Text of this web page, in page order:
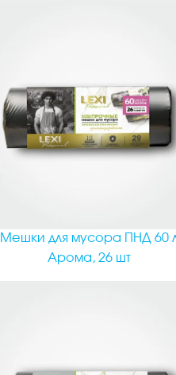
Мешки для мусора ПНД 60
Арома, 26 шт